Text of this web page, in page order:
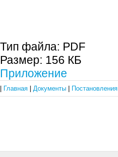
Тип файла: PDF
Размер: 156 КБ
Приложение
Главная Документы Постановления